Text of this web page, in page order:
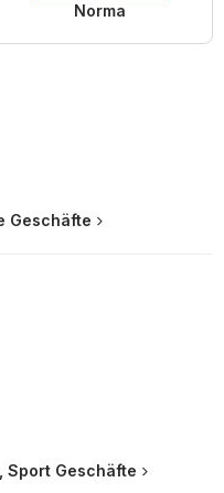
Norma
Geschäfte
Sport Geschäfte